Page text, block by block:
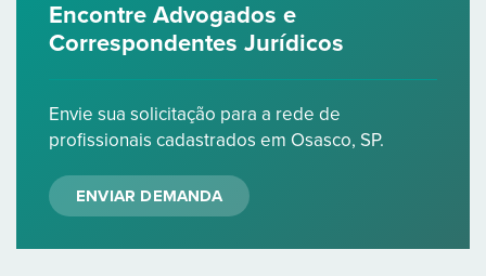
Encontre Advogados e
Correspondentes Jurídicos
Envie sua solicitação para a rede de
profissionais cadastrados em Osasco, SP.
ENVIAR DEMANDA